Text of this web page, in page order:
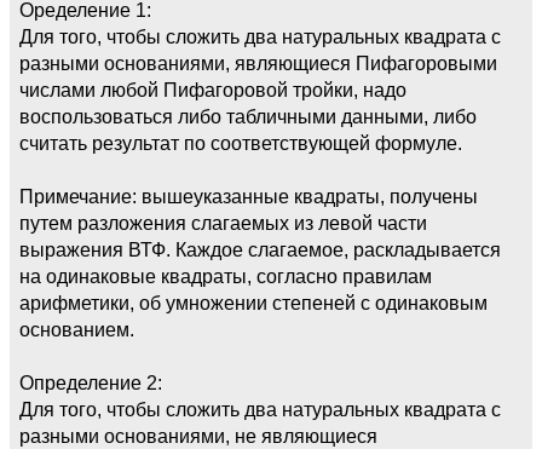
Оределение 1:
Для того, чтобы сложить два натуральных квадрата с
разными основаниями, являющиеся Пифагоровыми
числами любой Пифагоровой тройки, надо
воспользоваться либо табличными данными, либо
считать результат по соответствующей формуле.
Примечание: вышеуказанные квадраты, получены
путем разложения слагаемых из левой части
выражения ВТФ. Каждое слагаемое, раскладывается
на одинаковые квадраты, согласно правилам
арифметики, об умножении степеней с одинаковым
основанием.
Определение 2:
Для того, чтобы сложить два натуральных квадрата с
разными основаниями, не являющиеся